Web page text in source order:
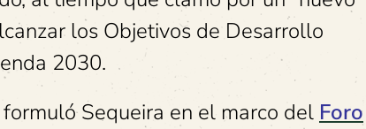
los Objetivos de Desarrollo
2030.
Sequeira en el marco del Foro